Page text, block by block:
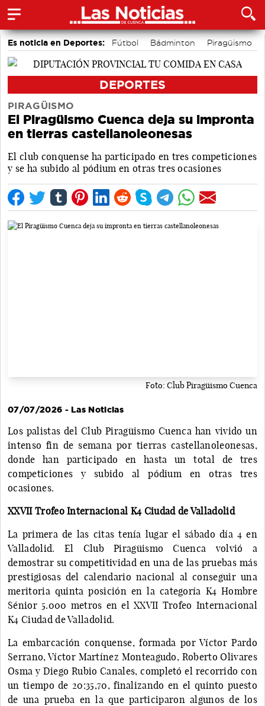
Es noticia en Deportes: Fútbol Bádminton
Piragüismo
Motor
Área de Deportes
DEPORTES
PIRAGÜISMO
El Piragüismo Cuenca deja su impronta
en tierras castellanoleonesas
El club conquense ha participado en tres competiciones
y se ha subido al pódium en otras tres ocasiones
Foto: Club Piragüismo Cuenca
07/07/2026 - Las Noticias
Los palistas del Club Piragüismo Cuenca han vivido un
intenso fin de semana por tierras castellanoleonesas,
donde han participado en hasta un total de tres
competiciones y subido al pódium en otras tres
ocasiones.
XXVII Trofeo Internacional K4 Ciudad de Valladolid
La primera de las citas tenía lugar el sábado día 4 en
Valladolid. El Club Piragüismo Cuenca volvió a
demostrar su competitividad en una de las pruebas más
prestigiosas del calendario nacional al conseguir una
meritoria quinta posición en la categoría K4 Hombre
Sénior 5.000 metros en el XXVII Trofeo Internacional
K4 Ciudad de Valladolid.
La embarcación conquense, formada por Víctor Pardo
Serrano, Víctor Martínez Monteagudo, Roberto Olivares
Osma y Diego Rubio Canales, completó el recorrido con
un tiempo de 20:35,70, finalizando en el quinto puesto
de una prueba en la que participaron algunos de los